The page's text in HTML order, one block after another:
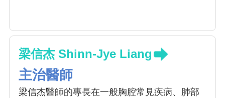
梁信杰 Shinn-Jye Liang
主治醫師
梁信杰醫師的專長在一般胸腔常見疾病、肺部